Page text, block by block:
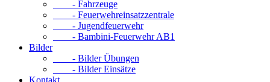
- Fahrzeuge
- Feuerwehreinsatzzentrale
- Jugendfeuerwehr
- Bambini-Feuerwehr AB1
Bilder
- Bilder Übungen
- Bilder Einsätze
Kontakt